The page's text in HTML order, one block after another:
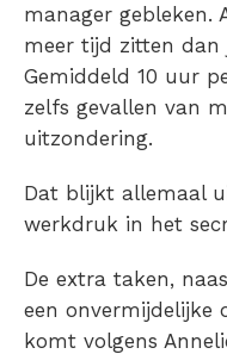
manager gebleken.
meer tijd zitten dan
Gemiddeld 10 uur
zelfs gevallen van
uitzondering.
Dat blijkt allemaal
werkdruk in het
De extra taken,
een onvermijdelijke
komt volgens